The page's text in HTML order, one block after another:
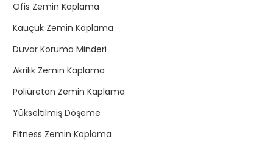
Ofis Zemin Kaplama
Kauçuk Zemin Kaplama
Duvar Koruma Minderi
Akrilik Zemin Kaplama
Poliüretan Zemin Kaplama
Yükseltilmiş Döşeme
Fitness Zemin Kaplama